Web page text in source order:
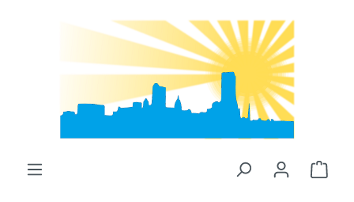
Zum Hauptinhalt springen